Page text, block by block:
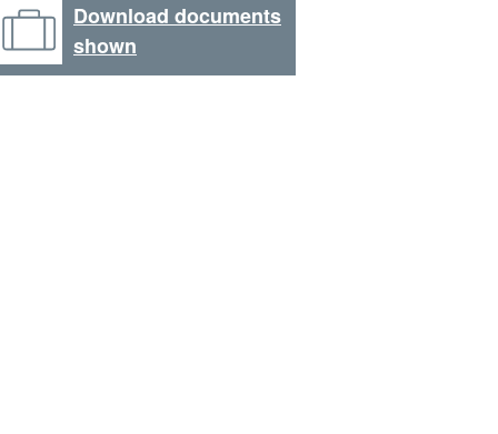
Download documents
shown